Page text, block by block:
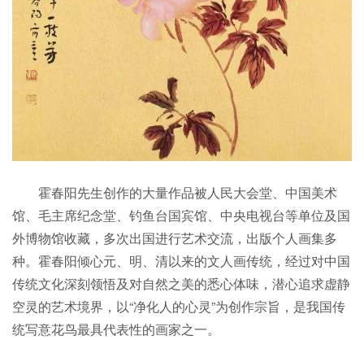
霍春阳先生创作的大量作品被人民大会堂、中国美术
馆、毛主席纪念堂、钓鱼台国宾馆、中央电视台等单位及国
外博物馆收藏，多次出国进行艺术交流，出版个人画集多
种。霍春阳倾心元、明、清以来的文人画传统，经过对中国
传统文化深刻领悟及对自然之美的悉心体味，潜心追求虚静
空灵的艺术境界，以“净化人的心灵”为创作宗旨，是我国传
统写意花鸟最具代表性的画家之一。